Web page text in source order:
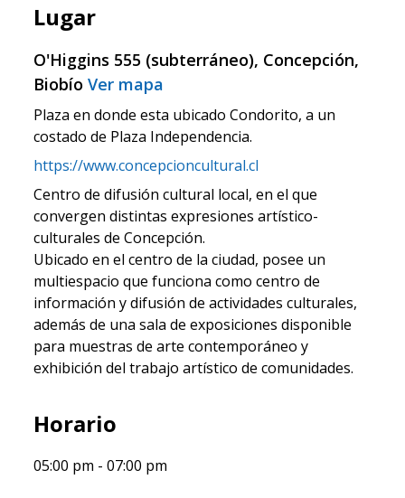
Lugar
O'Higgins 555 (subterráneo), Concepción,
Biobío Ver mapa
Plaza en donde esta ubicado Condorito, a un
costado de Plaza Independencia.
https://www.concepcioncultural.cl
Centro de difusión cultural local, en el que
convergen distintas expresiones artístico-
culturales de Concepción.
Ubicado en el centro de la ciudad, posee un
multiespacio que funciona como centro de
información y difusión de actividades culturales,
además de una sala de exposiciones disponible
para muestras de arte contemporáneo y
exhibición del trabajo artístico de comunidades.
Horario
05:00 pm 07:00 pm